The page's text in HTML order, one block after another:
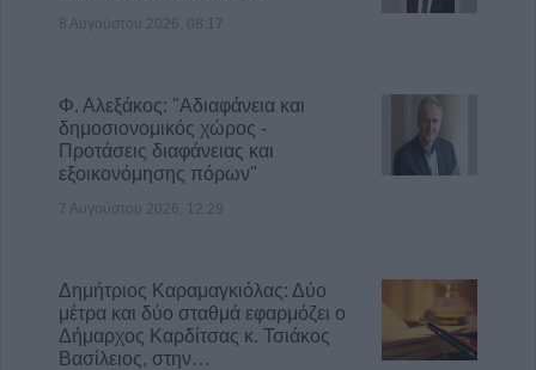
8 Αυγούστου 2026, 08:17
Φ. Αλεξάκος: "Αδιαφάνεια και
δημοσιονομικός χώρος -
Προτάσεις διαφάνειας και
εξοικονόμησης πόρων"
7 Αυγούστου 2026, 12:29
Δημήτριος Καραμαγκιόλας: Δύο
μέτρα και δύο σταθμά εφαρμόζει ο
Δήμαρχος Καρδίτσας κ. Τσιάκος
Βασίλειος, στην…